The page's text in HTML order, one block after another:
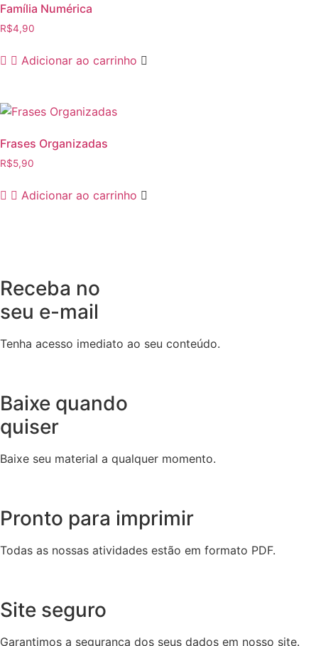
Família Numérica
R$4,90
Adicionar ao carrinho
Frases Organizadas
R$5,90
Adicionar ao carrinho
Receba no
seu e-mail
Tenha acesso imediato ao seu conteúdo.
Baixe quando
quiser
Baixe seu material a qualquer momento.
Pronto para imprimir
Todas as nossas atividades estão em formato PDF.
Site seguro
Garantimos a segurança dos seus dados em nosso site.